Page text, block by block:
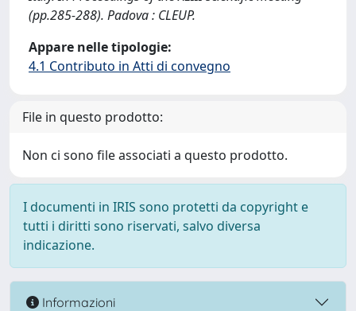
(pp.285-288). Padova : CLEUP.
Appare nelle tipologie:
4.1 Contributo in Atti di convegno
File in questo prodotto:
Non ci sono file associati a questo prodotto.
I documenti in IRIS sono protetti da copyright e
tutti i diritti sono riservati, salvo diversa
indicazione.
Informazioni